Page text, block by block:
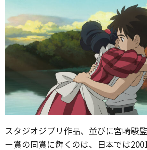
スタジオジブリ作品、並びに宮崎駿
ー賞の同賞に輝くのは、日本では